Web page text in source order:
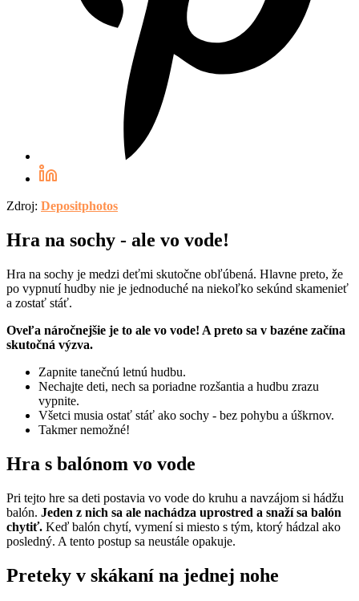
Zdroj: Depositphotos
Hra na sochy - ale vo vode!
Hra na sochy je medzi deťmi skutočne obľúbená. Hlavne preto, že
po vypnutí hudby nie je jednoduché na niekoľko sekúnd skamenieť
a zostať stáť.
Oveľa náročnejšie je to ale vo vode! A preto sa v bazéne začína
skutočná výzva.
Zapnite tanečnú letnú hudbu.
Nechajte deti, nech sa poriadne rozšantia a hudbu zrazu
vypnite.
Všetci musia ostať stáť ako sochy - bez pohybu a úškrnov.
Takmer nemožné!
Hra s balónom vo vode
Pri tejto hre sa deti postavia vo vode do kruhu a navzájom si hádžu
balón. Jeden z nich sa ale nachádza uprostred a snaží sa balón
chytiť. Keď balón chytí, vymení si miesto s tým, ktorý hádzal ako
posledný. A tento postup sa neustále opakuje.
Preteky v skákaní na jednej nohe